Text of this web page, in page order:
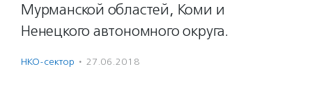
Мурманской областей, Коми и
Ненецкого автономного округа.
НКО-сектор · 27.06.2018